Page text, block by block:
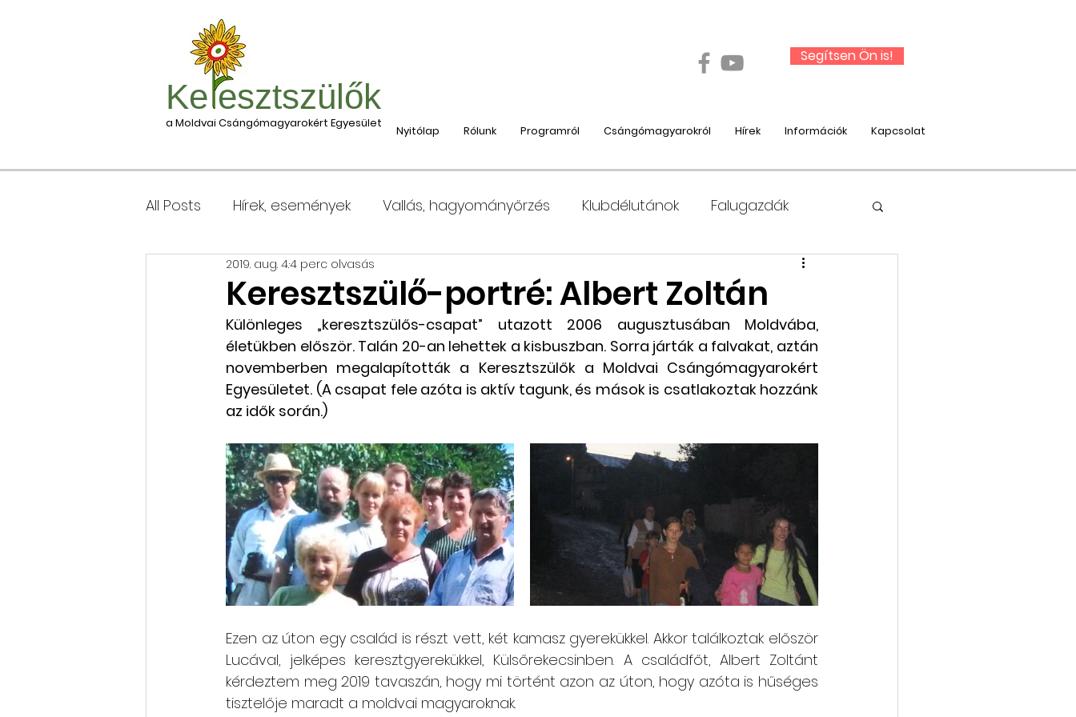
Segítsen Ön is!
Nyitólap Rólunk Programról Csángómagyarokról Hírek Információk Kapcsolat
Ke esztszülők
a Moldvai Csángómagyarokért Egyesület
All Posts Hírek, események Vallás, hagyományőrzés Klubdélutánok Falugazdák
Csomagleadás, érkezése Moldvába
Keresztgyerekek levélcíme Nyaralás, táboroztatás Szociális és jótékonysági munka
Rólunk szól: cikkek, videók Csángó témájú könyv, videó Utazások Moldvába Galéria
Oktatás, továbbképzés Keresztszülő-portré Várjuk történeteiket!
Keresztszülő-portré: Albert Zoltán
2019. aug. 4.4 perc olvasás
Különleges „keresztszülős-csapat” utazott 2006 augusztusában Moldvába,
életükben először. Talán 20-an lehettek a kisbuszban. Sorra járták a falvakat, aztán
novemberben megalapították a Keresztszülők a Moldvai Csángómagyarokért
Egyesületet. (A csapat fele azóta is aktív tagunk, és mások is csatlakoztak hozzánk
az idők során.)
Ezen az úton egy család is részt vett, két kamasz gyerekükkel. Akkor találkoztak először
Lucával, jelképes keresztgyerekükkel, Külsőrekecsinben. A családfőt, Albert Zoltánt
kérdeztem meg 2019 tavaszán, hogy mi történt azon az úton, hogy azóta is hűséges
tisztelője maradt a moldvai magyaroknak.